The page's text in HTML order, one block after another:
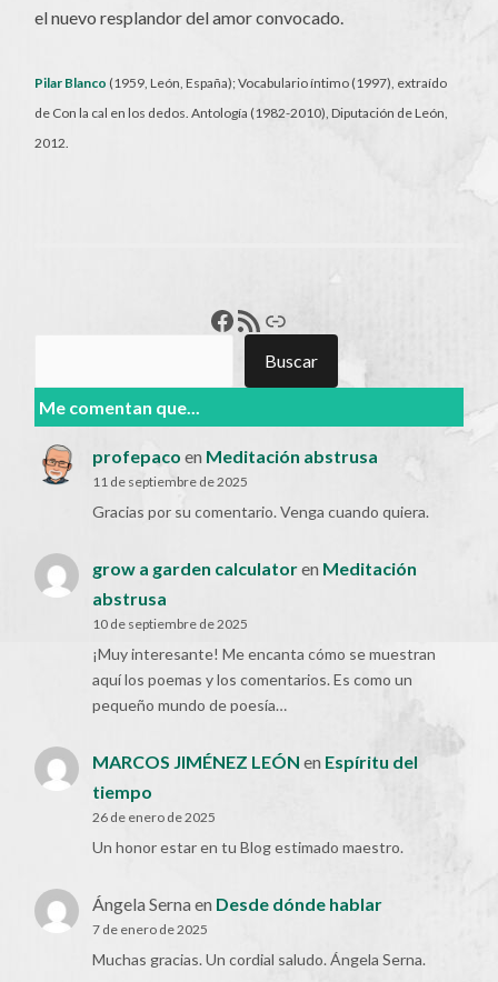
el nuevo resplandor del amor convocado.
Pilar Blanco (1959, León, España); Vocabulario íntimo (1997), extraído
de Con la cal en los dedos. Antología (1982-2010), Diputación de León,
2012.
Francisco Pérez
Feed RSSEnlace
Buscar
Me comentan que...
profepaco en Meditación abstrusa
11 de septiembre de 2025
Gracias por su comentario. Venga cuando quiera.
grow a garden calculatoren Meditación
abstrusa
10 de septiembre de 2025
¡Muy interesante! Me encanta cómo se muestran
aquí los poemas y los comentarios. Es como un
pequeño mundo de poesía…
MARCOS JIMÉNEZ LEÓN en Espíritu del
tiempo
26 de enero de 2025
Un honor estar en tu Blog estimado maestro.
Ángela Serna en Desde dónde hablar
7 de enero de 2025
Muchas gracias. Un cordial saludo. Ángela Serna.